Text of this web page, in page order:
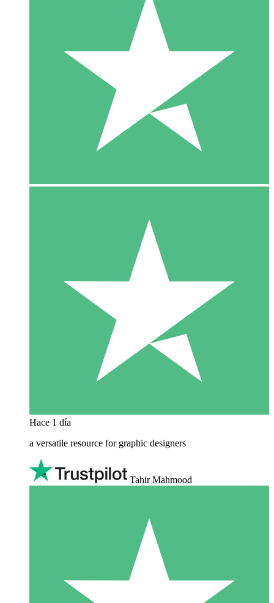
Hace 1 día
a versatile resource for graphic designers
Tahir Mahmood